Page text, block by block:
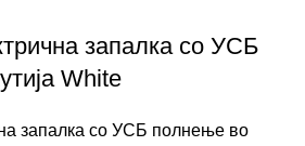
запалка со УСБ
White
запалка со УСБ полнење во